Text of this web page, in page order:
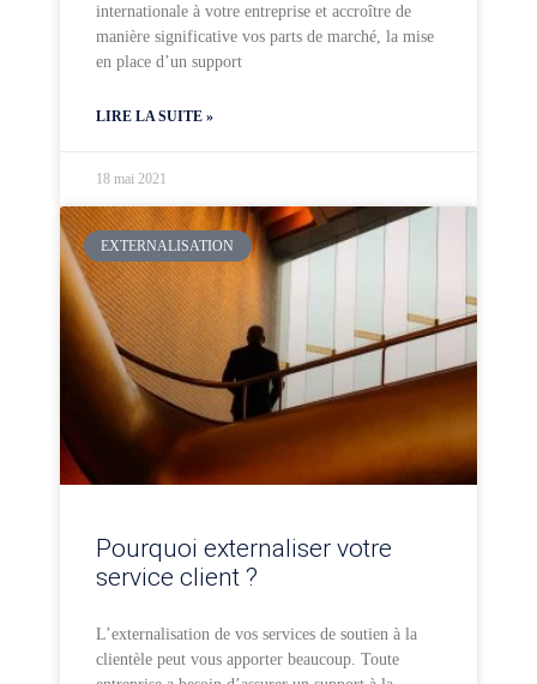
internationale à votre entreprise et accroître de
manière significative vos parts de marché, la mise
en place d’un support
LIRE LA SUITE »
18 mai 2021
EXTERNALISATION
Pourquoi externaliser votre
service client ?
L’externalisation de vos services de soutien à la
clientèle peut vous apporter beaucoup. Toute